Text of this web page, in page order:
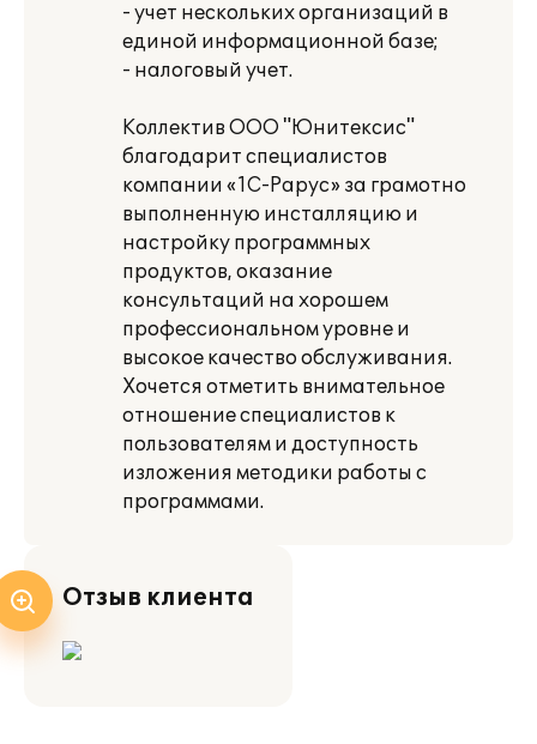
- учет нескольких организаций в
единой информационной базе;
- налоговый учет.
Коллектив ООО "Юнитексис"
благодарит специалистов
компании «1С-Рарус» за грамотно
выполненную инсталляцию и
настройку программных
продуктов, оказание
консультаций на хорошем
профессиональном уровне и
высокое качество обслуживания.
Хочется отметить внимательное
отношение специалистов к
пользователям и доступность
изложения методики работы с
программами.
Отзыв клиента